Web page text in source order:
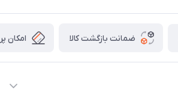
ضمانت بازگشت کالا امکان